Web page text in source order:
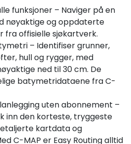
funksjoner – Naviger på en
nøyaktige og oppdaterte
offisielle sjøkartverk.
– Identifiser grunner,
hull og rygger, med
ned til 30 cm. De
batymetridataene fra C-
uten abonnement –
inn den korteste, tryggeste
kartdata og
C-MAP er Easy Routing alltid